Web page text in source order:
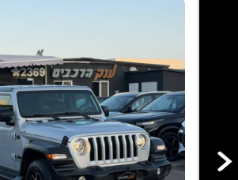
04/08/2026
01/08/2026